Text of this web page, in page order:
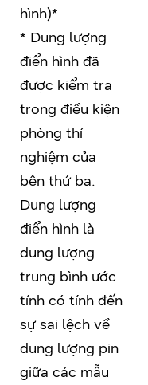
hình)*
* Dung lượng
điển hình đã
được kiểm tra
trong điều kiện
phòng thí
nghiệm của
bên thứ ba.
Dung lượng
điển hình là
dung lượng
trung bình ước
tính có tính đến
sự sai lệch về
dung lượng pin
giữa các mẫu